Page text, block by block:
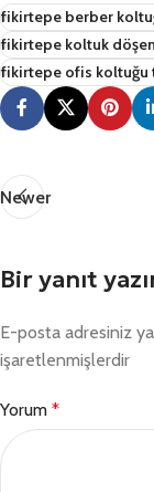
fikirtepe berber
fikirtepe koltuk
fikirtepe ofis koltuğu
Newer
Bir yanıt
E-posta adresiniz
işaretlenmişlerdir
Yorum *